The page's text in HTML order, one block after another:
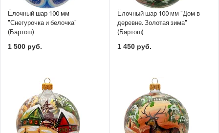
Ёлочный шар 100 мм
"Снегурочка и белочка"
(Бартош)
1 500 руб.
Ёлочный шар 100 мм "Дом в
деревне. Золотая зима"
(Бартош)
1 450 руб.